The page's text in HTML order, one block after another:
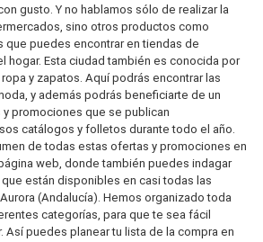
gusto. Y no hablamos sólo de realizar la
sino otros productos como
que puedes encontrar en tiendas de
hogar. Esta ciudad también es conocida por
y zapatos. Aquí podrás encontrar las
y además podrás beneficiarte de un
promociones que se publican
catálogos y folletos durante todo el año.
de todas estas ofertas y promociones en
web, donde también puedes indagar
están disponibles en casi todas las
(Andalucía). Hemos organizado toda
categorías, para que te sea fácil
Así puedes planear tu lista de la compra en